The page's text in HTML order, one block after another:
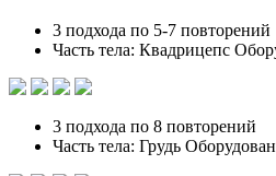
3 подхода по 5-7 повторений
Часть тела: Квадрицепс
3 подхода по 8 повторений
Часть тела: Грудь